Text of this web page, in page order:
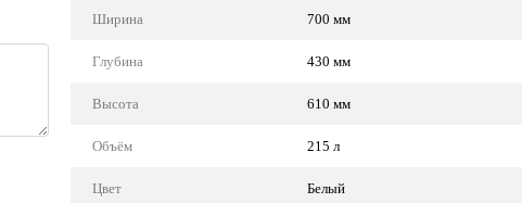
Ширина 700 мм
Глубина 430 мм
Высота 610 мм
Объём 215 л
Цвет Белый